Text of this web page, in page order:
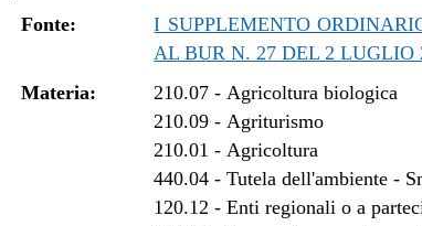
Fonte:
I SUPPLEMENTO
AL BUR N. 27 DEL 2 LUGLIO
Materia:
210.07 -Agricoltura biologica
210.09 -Agriturismo
210.01 -Agricoltura
440.04 -Tutela dell'ambiente -
120.12 -Enti regionali o a